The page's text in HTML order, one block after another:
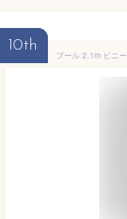
10th